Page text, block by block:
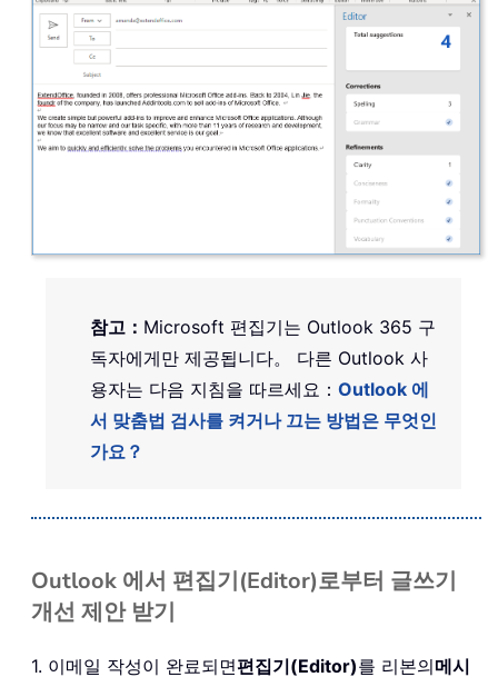
참고： Microsoft 편집기는 Outlook 365 구
독자에게만 제공됩니다。 다른 Outlook 사
용자는 다음 지침을 따르세요： Outlook 에
서 맞춤법 검사를 켜거나 끄는 방법은 무엇인
가요？
Outlook 에서 편집기(Editor)로부터 글쓰기
개선 제안 받기
1. 이메일 작성이 완료되면편집기(Editor)를 리본의메시